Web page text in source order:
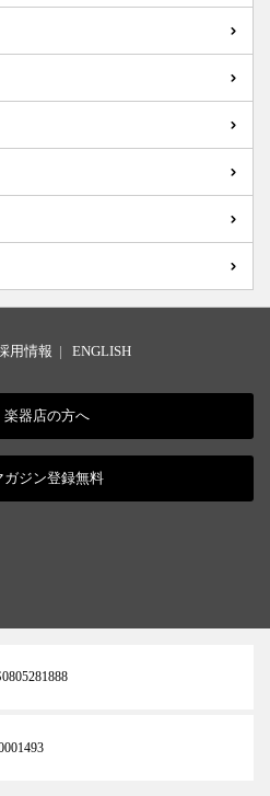
用情報 | ENGLISH
楽器店の方へ
ガジン登録無料